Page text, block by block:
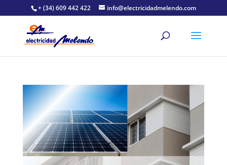
+ (34) 609 442 422 info@electricidadmelendo.com